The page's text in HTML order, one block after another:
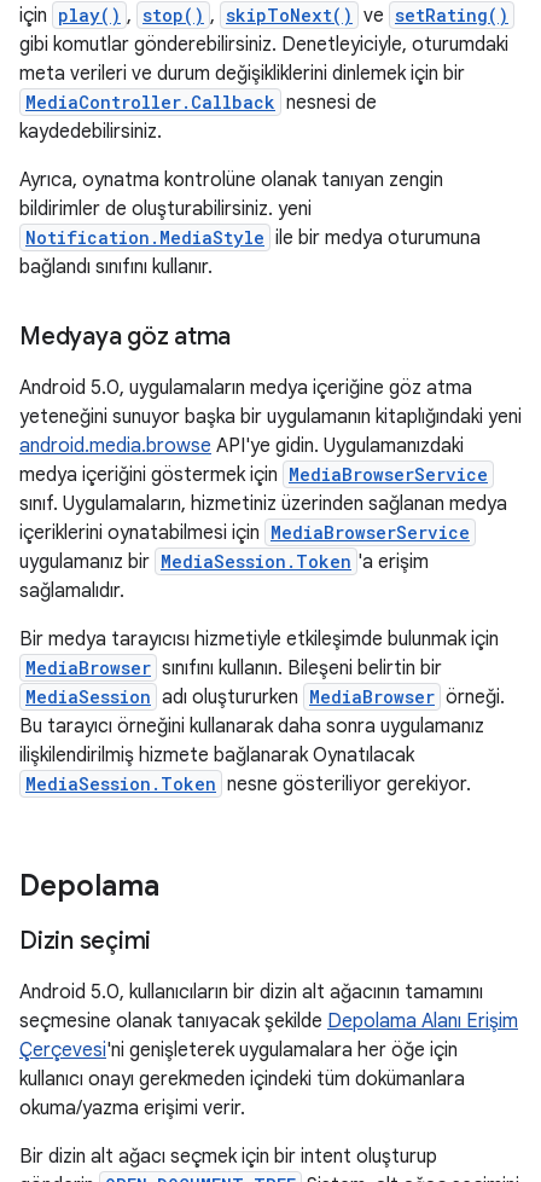
için play() , stop() , skipToNext() ve setRating()
gibi komutlar gönderebilirsiniz. Denetleyiciyle, oturumdaki
meta verileri ve durum değişikliklerini dinlemek için bir
MediaController.Callback nesnesi de
kaydedebilirsiniz.
Ayrıca, oynatma kontrolüne olanak tanıyan zengin
bildirimler de oluşturabilirsiniz. yeni
Notification.MediaStyle ile bir medya oturumuna
bağlandı sınıfını kullanır.
Medyaya göz atma
Android 5.0, uygulamaların medya içeriğine göz atma
yeteneğini sunuyor başka bir uygulamanın kitaplığındaki yeni
android.media.browse API'ye gidin. Uygulamanızdaki
medya içeriğini göstermek için MediaBrowserService
sınıf. Uygulamaların, hizmetiniz üzerinden sağlanan medya
içeriklerini oynatabilmesi için MediaBrowserService
uygulamanız bir MediaSession.Token 'a erişim
sağlamalıdır.
Bir medya tarayıcısı hizmetiyle etkileşimde bulunmak için
MediaBrowser sınıfını kullanın. Bileşeni belirtin bir
MediaSession adı oluştururken MediaBrowser örneği.
Bu tarayıcı örneğini kullanarak daha sonra uygulamanız
ilişkilendirilmiş hizmete bağlanarak Oynatılacak
MediaSession.Token nesne gösteriliyor gerekiyor.
Depolama
Dizin seçimi
Android 5.0, kullanıcıların bir dizin alt ağacının tamamını
seçmesine olanak tanıyacak şekilde Depolama Alanı Erişim
Çerçevesi'ni genişleterek uygulamalara her öğe için
kullanıcı onayı gerekmeden içindeki tüm dokümanlara
okuma/yazma erişimi verir.
Bir dizin alt ağacı seçmek için bir intent oluşturup